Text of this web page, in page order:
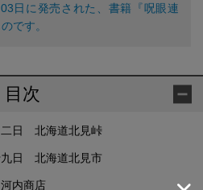
日に発売された、書籍『呪眼連
です。
目次
日 北海道北見峠
日 北海道北見市
内商店